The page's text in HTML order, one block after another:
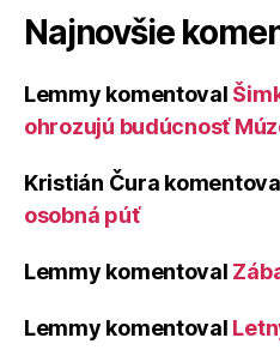
Najnovšie
Lemmy komentoval
ohrozujú budúcnosť
Kristián Čura
osobná púť
Lemmy komentoval
Lemmy komentoval